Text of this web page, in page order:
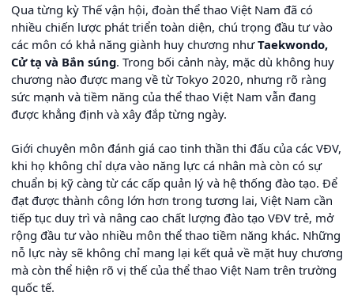
Qua từng kỳ Thế vận hội, đoàn thể thao Việt Nam đã có
nhiều chiến lược phát triển toàn diện, chú trọng đầu tư vào
các môn có khả năng giành huy chương nhưTaekwondo,
Cử tạ và Bắn súng. Trong bối cảnh này, mặc dù không huy
chương nào được mang về từ Tokyo 2020, nhưng rõ ràng
sức mạnh và tiềm năng của thể thao Việt Nam vẫn đang
được khẳng định và xây đắp từng ngày.
Giới chuyên môn đánh giá cao tinh thần thi đấu của các VĐV,
khi họ không chỉ dựa vào năng lực cá nhân mà còn có sự
chuẩn bị kỹ càng từ các cấp quản lý và hệ thống đào tạo. Để
đạt được thành công lớn hơn trong tương lai, Việt Nam cần
tiếp tục duy trì và nâng cao chất lượng đào tạo VĐV trẻ, mở
rộng đầu tư vào nhiều môn thể thao tiềm năng khác. Những
nỗ lực này sẽ không chỉ mang lại kết quả về mặt huy chương
mà còn thể hiện rõ vị thế của thể thao Việt Nam trên trường
quốc tế.